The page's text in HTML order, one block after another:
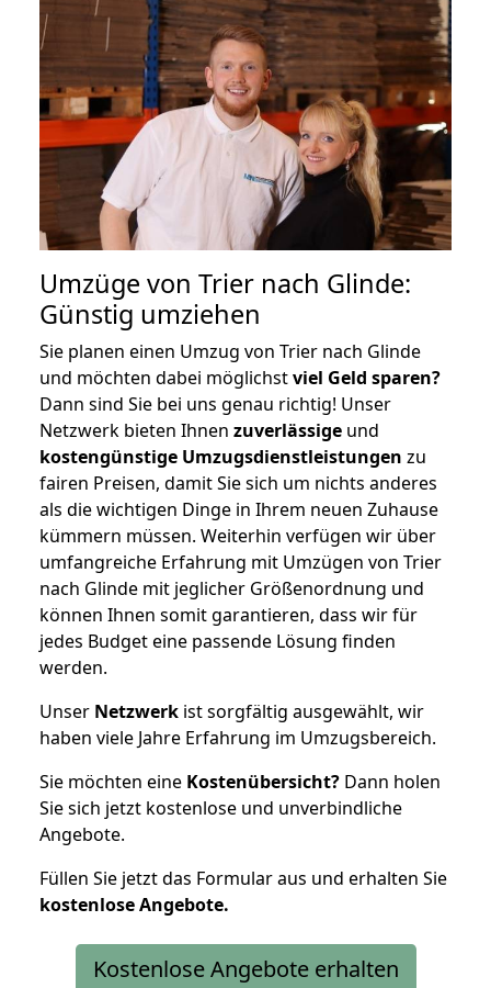
Umzüge von Trier nach Glinde:
Günstig umziehen
Sie planen einen Umzug von Trier nach Glinde
und möchten dabei möglichstviel Geld sparen?
Dann sind Sie bei uns genau richtig! Unser
Netzwerk bieten Ihnen zuverlässige und
kostengünstige Umzugsdienstleistungen zu
fairen Preisen, damit Sie sich um nichts anderes
als die wichtigen Dinge in Ihrem neuen Zuhause
kümmern müssen. Weiterhin verfügen wir über
umfangreiche Erfahrung mit Umzügen von Trier
nach Glinde mit jeglicher Größenordnung und
können Ihnen somit garantieren, dass wir für
jedes Budget eine passende Lösung finden
werden.
Unser Netzwerk ist sorgfältig ausgewählt, wir
haben viele Jahre Erfahrung im Umzugsbereich.
Sie möchten eine Kostenübersicht? Dann holen
Sie sich jetzt kostenlose und unverbindliche
Angebote.
Füllen Sie jetzt das Formular aus und erhalten Sie
kostenloseAngebote.
Kostenlose Angebote erhalten